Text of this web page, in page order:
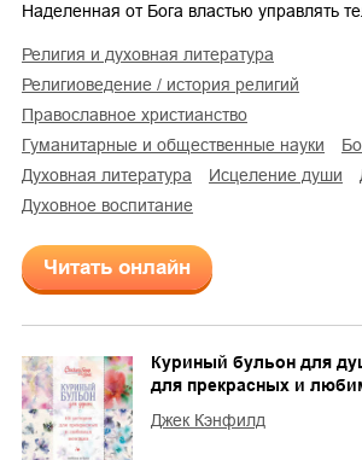
Наделенная от Бога властью управлять
религия и духовная литература
религиоведение / история религий
православное христианство
гуманитарные и общественные науки
духовная литература
исцеление души
духовное воспитание
Читать онлайн
Куриный бульон для
для прекрасных и
Джек Кэнфилд